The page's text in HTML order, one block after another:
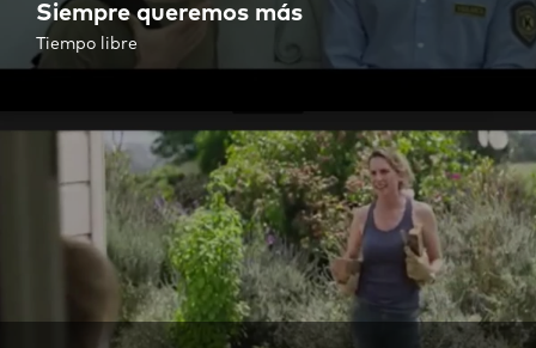
Siempre queremos más
Tiempo libre